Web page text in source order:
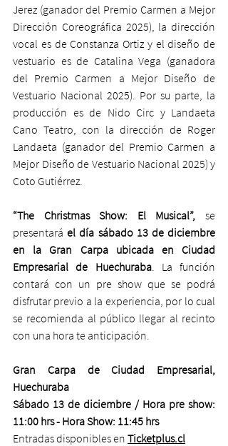
Jerez (ganador del Premio Carmen a Mejor
Dirección Coreográfica 2025), la dirección
vocal es de Constanza Ortiz y el diseño de
vestuario es de Catalina Vega (ganadora
del Premio Carmen a Mejor Diseño de
Vestuario Nacional 2025). Por su parte, la
producción es de Nido Circ y Landaeta
Cano Teatro, con la dirección de Roger
Landaeta (ganador del Premio Carmen a
Mejor Diseño de Vestuario Nacional 2025) y
Coto Gutiérrez.
“The Christmas Show: El Musical”, se
presentará el día sábado 13 de diciembre
en la Gran Carpa ubicada en Ciudad
Empresarial de Huechuraba. La función
contará con un pre show que se podrá
disfrutar previo a la experiencia, por lo cual
se recomienda al público llegar al recinto
con una hora te anticipación.
Gran Carpa de Ciudad Empresarial,
Huechuraba
Sábado 13 de diciembre / Hora pre show:
11:00 hrs - Hora Show: 11:45 hrs
Entradas disponibles en Ticketplus.cl